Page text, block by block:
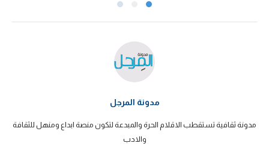
مدونة المرجل
مدونة ثقافية تستقطب الاقلام الحرة والمبدعة لتكون منصة ابداع ومنهل للثقافة
والادب